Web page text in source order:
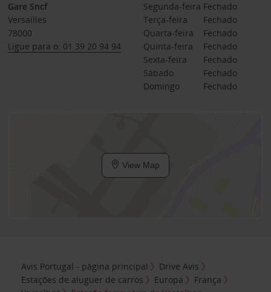
Gare Sncf
Versailles
78000
Ligue para o: 01 39 20 94 94
Segunda-feira Fechado
Terça-feira
Fechado
Quarta-feira
Fechado
Quinta-feira
Fechado
Sexta-feira
Fechado
Sábado
Fechado
Domingo
Fechado
View Map
Avis Portugal - página principal
Drive Avis
Estações de aluguer de carros
Europa
França